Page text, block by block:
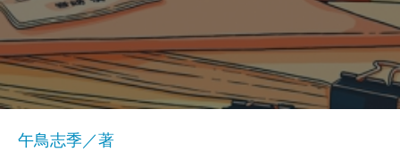
午鳥志季／著